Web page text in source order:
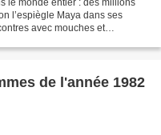
l’espiègle Maya dans ses
avec mouches et
de l'année 1982